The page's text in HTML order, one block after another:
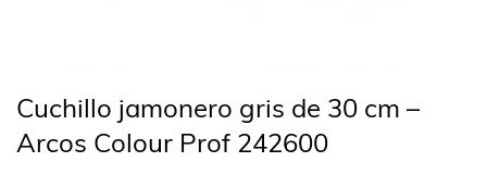
Cuchillo jamonero gris de 30 cm –
Arcos Colour Prof 242600